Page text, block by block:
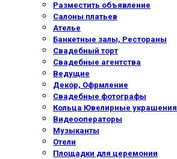
Разместить объявление
Салоны платьев
Ателье
Банкетные залы, Рестораны
Свадебный торт
Свадебные агентства
Ведущие
Декор, Офрмление
Свадебные фотографы
Кольца Ювелирные украшения
Видеооператоры
Музыканты
Отели
Площадки для церемонии